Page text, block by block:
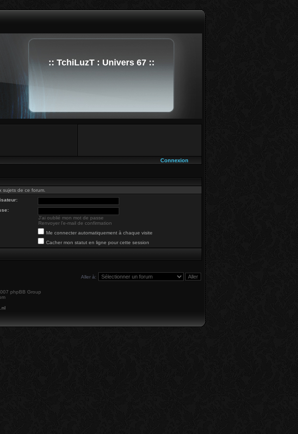
:: TchiLuzT : Univers 67 ::
Connexion
sujets de ce forum.
J’ai oublié mon mot de passe
Renvoyer l’e-mail de confirmation
Me connecter automatiquement à chaque visite
Cacher mon statut en ligne pour cette session
Aller à:
phpBB Group